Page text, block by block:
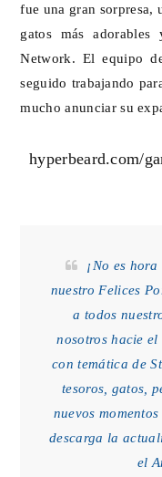
fue una gran sorpresa,
gatos más
Network. El equipo
seguido trabajando
mucho anunciar su
hyperbeard.com/
¡No es
nuestro Felices
a todos
nosotros hacie
con temática de
tesoros, gatos,
nuevos
descarga la
el